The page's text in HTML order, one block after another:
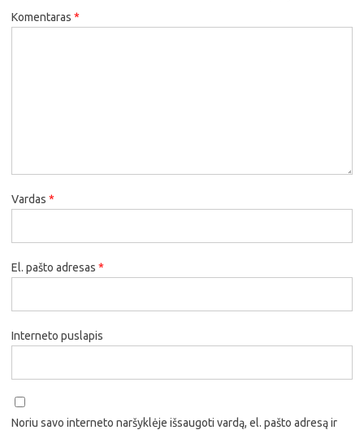
Komentaras *
Vardas *
El. pašto adresas *
Interneto puslapis
Noriu savo interneto naršyklėje išsaugoti vardą, el. pašto adresą ir